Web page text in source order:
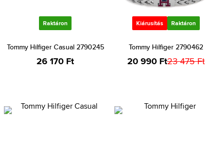
Raktáron
Tommy Hilfiger Casual 2790245
26 170 Ft
Kiárusítás Raktáron
Tommy Hilfiger 2790462
20 990 Ft23 475 Ft